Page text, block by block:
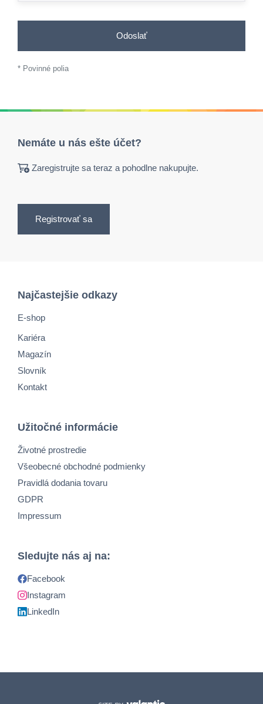
Odoslať
* Povinné polia
Nemáte u nás ešte účet?
Zaregistrujte sa teraz a pohodlne nakupujte.
Registrovať sa
Najčastejšie odkazy
E-shop
Kariéra
Magazín
Slovník
Kontakt
Užitočné informácie
Životné prostredie
Všeobecné obchodné podmienky
Pravidlá dodania tovaru
GDPR
Impressum
Sledujte nás aj na:
Facebook
Instagram
LinkedIn